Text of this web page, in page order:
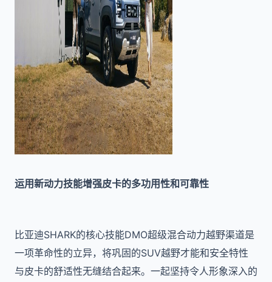
运用新动力技能增强皮卡的多功用性和可靠性
比亚迪SHARK的核心技能DMO超级混合动力越野渠道是
一项革命性的立异，将巩固的SUV越野才能和安全特性
与皮卡的舒适性无缝结合起来。一起坚持令人形象深入的